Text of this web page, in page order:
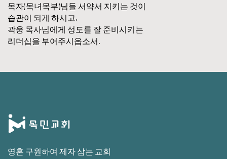
목자(목녀목부)님들 서약서 지키는 것이
습관이 되게 하시고,
곽웅 목사님에게 성도를 잘 준비시키는
리더십을 부어주시옵소서.
영혼 구원하여 제자 삼는 교회